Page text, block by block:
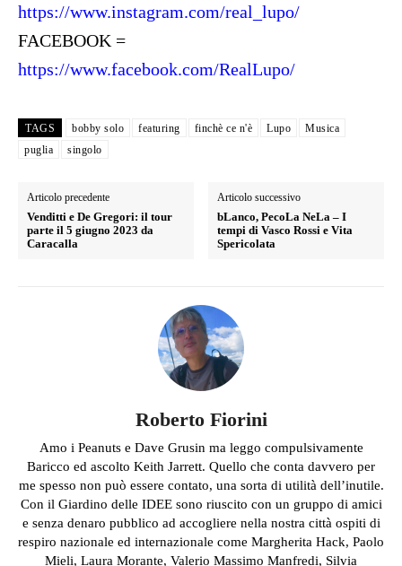
https://www.instagram.com/real_lupo/
FACEBOOK =
https://www.facebook.com/RealLupo/
TAGS bobby solo featuring finchè ce n'è Lupo
Musica
puglia
singolo
Articolo precedente
Venditti e De Gregori: il tour
parte il 5 giugno 2023 da
Caracalla
Articolo successivo
bLanco, PecoLa NeLa – I
tempi di Vasco Rossi e Vita
Spericolata
Roberto Fiorini
Amo i Peanuts e Dave Grusin ma leggo compulsivamente
Baricco ed ascolto Keith Jarrett. Quello che conta davvero per
me spesso non può essere contato, una sorta di utilità dell’inutile.
Con il Giardino delle IDEE sono riuscito con un gruppo di amici
e senza denaro pubblico ad accogliere nella nostra città ospiti di
respiro nazionale ed internazionale come Margherita Hack, Paolo
Mieli, Laura Morante, Valerio Massimo Manfredi, Silvia